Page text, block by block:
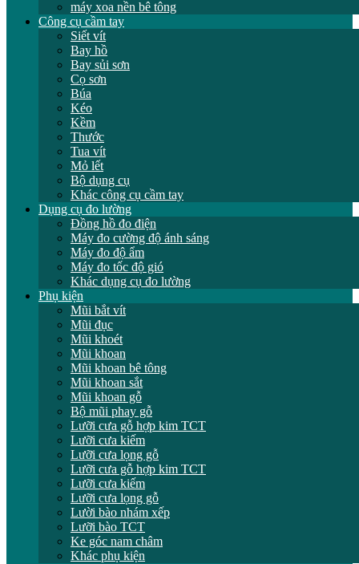
máy xoa nền bê tông
Công cụ cầm tay
Siết vít
Bay hồ
Bay sủi sơn
Cọ sơn
Búa
Kéo
Kềm
Thước
Tua vít
Mỏ lết
Bộ dụng cụ
Khác công cụ cầm tay
Dụng cụ đo lường
Đồng hồ đo điện
Máy đo cường độ ánh sáng
Máy đo độ ẩm
Máy đo tốc độ gió
Khác dụng cụ đo lường
Phụ kiện
Mũi bắt vít
Mũi đục
Mũi khoét
Mũi khoan
Mũi khoan bê tông
Mũi khoan sắt
Mũi khoan gỗ
Bộ mũi phay gỗ
Lưỡi cưa gỗ hợp kim TCT
Lưỡi cưa kiếm
Lưỡi cưa lọng gỗ
Lưỡi cưa gỗ hợp kim TCT
Lưỡi cưa kiếm
Lưỡi cưa lọng gỗ
Lười bào nhám xếp
Lưỡi bào TCT
Ke góc nam châm
Khác phụ kiện